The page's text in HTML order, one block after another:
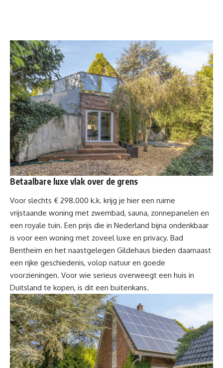
Betaalbare luxe vlak over de grens
Voor slechts € 298.000 k.k. krijg je hier een ruime
vrijstaande woning met zwembad, sauna, zonnepanelen en
een royale tuin. Een prijs die in Nederland bijna ondenkbaar
is voor een woning met zoveel luxe en privacy. Bad
Bentheim en het naastgelegen Gildehaus bieden daarnaast
een rijke geschiedenis, volop natuur en goede
voorzieningen. Voor wie serieus overweegt een huis in
Duitsland te kopen, is dit een buitenkans.